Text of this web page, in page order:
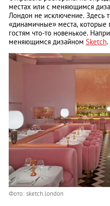
местах или с меняющимся
Лондон не исключение. Здесь
«динамичные» места, которые
гостям что-то новенькое.
меняющимся дизайном Sketch.
Фото: sketch.london